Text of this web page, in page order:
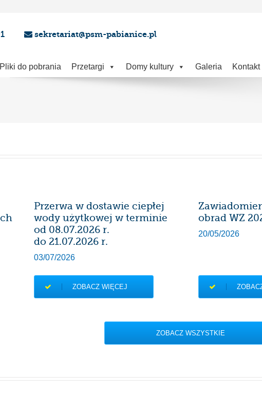
sekretariat@psm-pabianice.pl
Pliki do pobrania Przetargi Domy kultury Galeria Kontakt
Przerwa w dostawie ciepłej
wody użytkowej w terminie
od 08.07.2026 r.
do 21.07.2026 r.
03/07/2026
ZOBACZ WIĘCEJ
obrad WZ
20/05/2026
ZOBACZ WSZYSTKIE